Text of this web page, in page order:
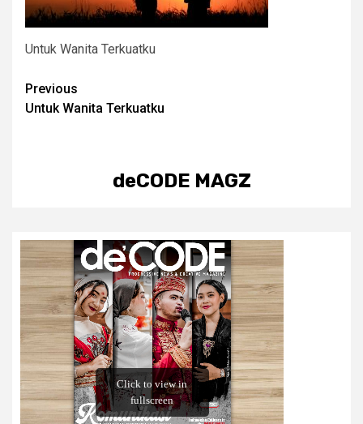
Untuk Wanita Terkuatku
Post
navigation
Previous
Untuk Wanita Terkuatku
deCODE MAGZ